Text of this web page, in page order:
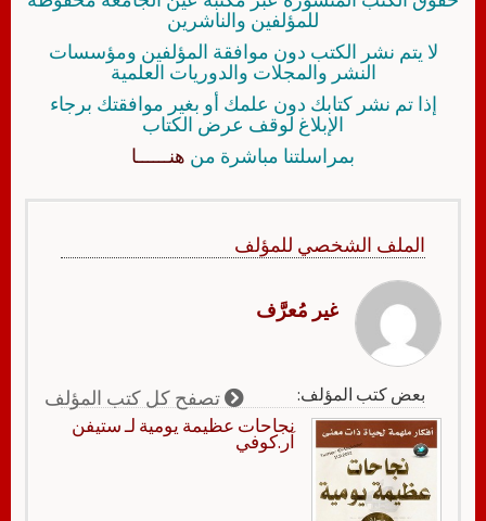
للمؤلفين والناشرين
لا يتم نشر الكتب دون موافقة المؤلفين ومؤسسات
النشر والمجلات والدوريات العلمية
إذا تم نشر كتابك دون علمك أو بغير موافقتك برجاء
الإبلاغ لوقف عرض الكتاب
بمراسلتنا مباشرة من هنــــــا
الملف الشخصي للمؤلف
غير مُعرَّف
بعض كتب المؤلف: تصفح كل كتب المؤلف
نجاحات عظيمة يومية لـ ستيفن
آر.كوفي